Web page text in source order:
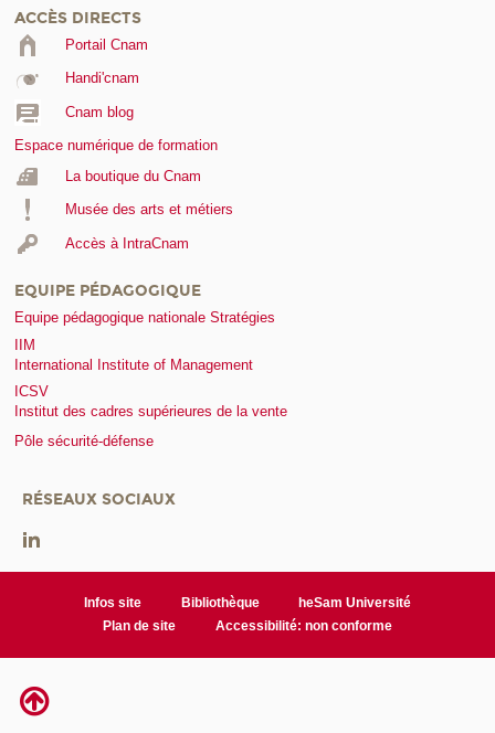
ACCÈS DIRECTS
Portail Cnam
Handi'cnam
Cnam blog
Espace numérique de formation
La boutique du Cnam
Musée des arts et métiers
Accès à IntraCnam
EQUIPE PÉDAGOGIQUE
Equipe pédagogique nationale Stratégies
IIM
International Institute of Management
ICSV
Institut des cadres supérieures de la vente
Pôle sécurité-défense
RÉSEAUX SOCIAUX
Infos site Bibliothèque
heSam Université
Plan de site
Accessibilité: non conforme